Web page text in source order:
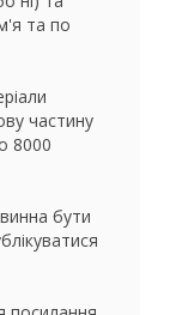
та по
частину
8000
бути